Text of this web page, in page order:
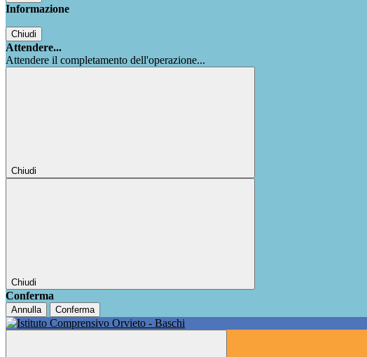
Informazione
Chiudi
Attendere...
Attendere il completamento dell'operazione...
Chiudi
Chiudi
Conferma
Annulla Conferma